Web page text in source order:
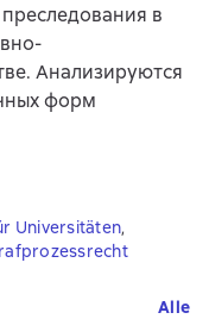
в
Анализируются
форм
Universitäten,
Alle